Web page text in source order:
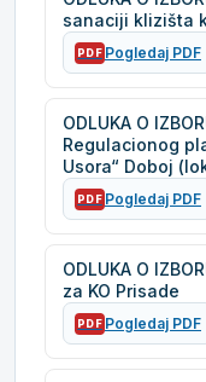
sanaciji klizišta
PDF Pogledaj PDF
ODLUKA O
Regulacionog
Usora“ Doboj
PDF Pogledaj PDF
ODLUKA O
za KO Prisade
PDF Pogledaj PDF